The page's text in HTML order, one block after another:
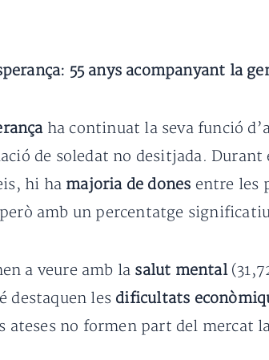
55 anys acompanyant la
ha continuat la seva funció
de soledat no desitjada. Durant
hi ha majoria de dones entre les
amb un percentatge
a veure amb la salut mental
destaquen les dificultats
ateses no formen part del mercat